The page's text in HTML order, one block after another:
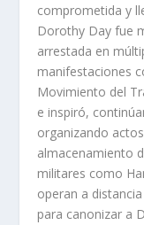
comprometida y
Dorothy Day fue
arrestada en
manifestaciones
Movimiento del
e inspiró,
organizando
almacenamiento
militares como
operan a
para canonizar a